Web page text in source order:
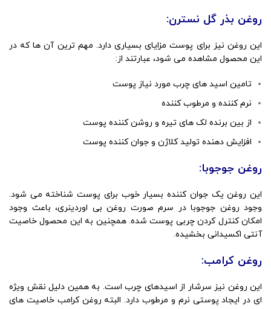
روغن بذر گل نسترن:
این روغن نیز برای پوست مزایای بسیاری دارد. مهم ترین آن ها که در
این محصول مشاهده می شود، عبارتند از:
تامین اسید های چرب مورد نیاز پوست
نرم کننده و مرطوب کننده
از بین برنده لک های تیره و روشن کننده پوست
افزایش دهنده تولید کلاژن و جوان کننده پوست
روغن جوجوبا:
این روغن یک جوان کننده بسیار خوب برای پوست شناخته می شود.
وجود روغن جوجوبا در سرم صورت روغن بی اوردینری، باعث وجود
امکان کنترل کردن چربی پوست شده. همچنین به این محصول خاصیت
آنتی اکسیدانی بخشیده.
روغن کرامب:
این روغن نیز سرشار از اسیدهای چرب است. به همین دلیل نقش ویژه
ای در ایجاد پوستی نرم و مرطوب دارد. البته روغن کرامب خاصیت های